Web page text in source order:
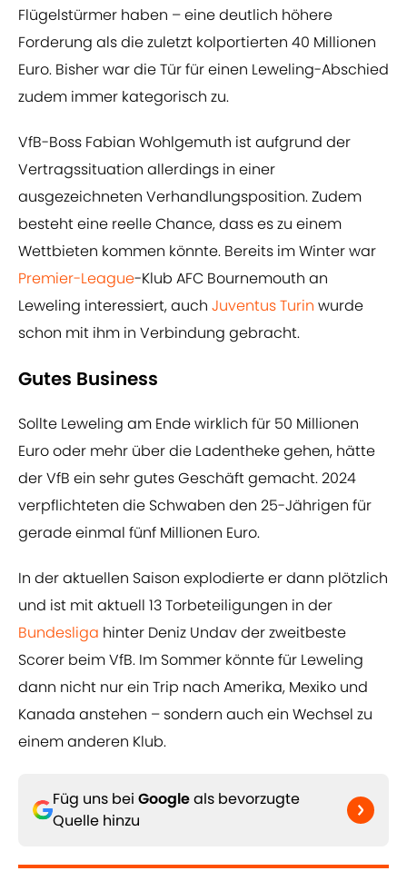
Flügelstürmer haben – eine deutlich höhere
Forderung als die zuletzt kolportierten 40 Millionen
Euro. Bisher war die Tür für einen Leweling-Abschied
zudem immer kategorisch zu.
VfB-Boss Fabian Wohlgemuth ist aufgrund der
Vertragssituation allerdings in einer
ausgezeichneten Verhandlungsposition. Zudem
besteht eine reelle Chance, dass es zu einem
Wettbieten kommen könnte. Bereits im Winter war
Premier-League-Klub AFC Bournemouth an
Leweling interessiert, auch Juventus Turin wurde
schon mit ihm in Verbindung gebracht.
Gutes Business
Sollte Leweling am Ende wirklich für 50 Millionen
Euro oder mehr über die Ladentheke gehen, hätte
der VfB ein sehr gutes Geschäft gemacht. 2024
verpflichteten die Schwaben den 25-Jährigen für
gerade einmal fünf Millionen Euro.
In der aktuellen Saison explodierte er dann plötzlich
und ist mit aktuell 13 Torbeteiligungen in der
Bundesliga hinter Deniz Undav der zweitbeste
Scorer beim VfB. Im Sommer könnte für Leweling
dann nicht nur ein Trip nach Amerika, Mexiko und
Kanada anstehen – sondern auch ein Wechsel zu
einem anderen Klub.
Füg uns bei Googleals bevorzugte
Quelle hinzu